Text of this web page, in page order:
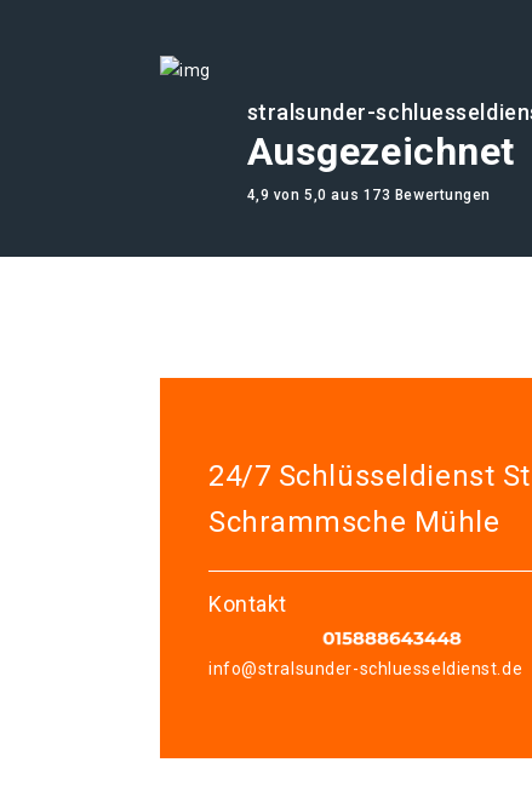
stralsunder-
Ausgezeichnet
4,9 von 5,0 aus 173 Bewertungen
24/7 Schlüsseldienst
Schrammsche Mühle
Kontakt
info@stralsunder-schluesseldienst.de